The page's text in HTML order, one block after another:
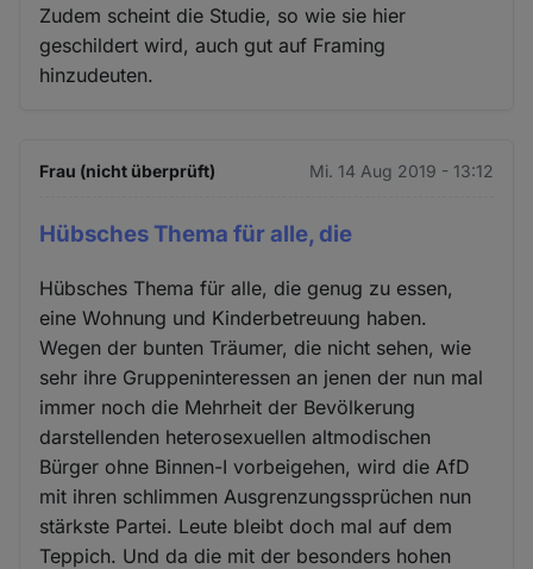
Zudem scheint die Studie, so wie sie hier
geschildert wird, auch gut auf Framing
hinzudeuten.
Frau (nicht überprüft) Mi. 14 Aug 2019 - 13:12
Hübsches Thema für alle, die
Hübsches Thema für alle, die genug zu essen,
eine Wohnung und Kinderbetreuung haben.
Wegen der bunten Träumer, die nicht sehen, wie
sehr ihre Gruppeninteressen an jenen der nun mal
immer noch die Mehrheit der Bevölkerung
darstellenden heterosexuellen altmodischen
Bürger ohne Binnen-I vorbeigehen, wird die AfD
mit ihren schlimmen Ausgrenzungssprüchen nun
stärkste Partei. Leute bleibt doch mal auf dem
Teppich. Und da die mit der besonders hohen